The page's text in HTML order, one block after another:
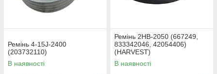
Ремінь 4-15J-2400
(203732110)
В наявності
Ремінь 2HB-2050 (667249,
833342046, 42054406)
(HARVEST)
В наявності